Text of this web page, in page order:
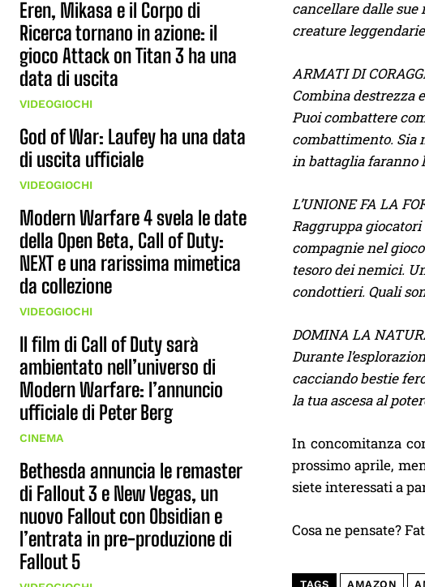
Eren, Mikasa e il Corpo di
Ricerca tornano in azione: il
gioco Attack on Titan 3 ha una
data di uscita
VIDEOGIOCHI
God of War: Laufey ha una data
di uscita ufficiale
VIDEOGIOCHI
Modern Warfare 4 svela le date
della Open Beta, Call of Duty:
NEXT e una rarissima mimetica
da collezione
VIDEOGIOCHI
Il film di Call of Duty sarà
ambientato nell’universo di
Modern Warfare: l’annuncio
ufficiale di Peter Berg
CINEMA
Bethesda annuncia le remaster
di Fallout 3 e New Vegas, un
nuovo Fallout con Obsidian e
l’entrata in pre-produzione di
Fallout 5
cancellare dalle sue
creature
ARMATI DI
Combina destrezza
Puoi combattere
combattimento. Sia
in battaglia faranno
L’UNIONE FA LA
Raggruppa
compagnie nel
tesoro dei nemici.
condottieri. Quali
DOMINA LA
Durante
cacciando bestie
la tua ascesa al
In concomitanza
prossimo aprile,
siete interessati a
Cosa ne pensate?
TAGS AMAZON